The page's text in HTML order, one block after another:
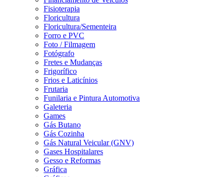
Fisioterapia
Floricultura
Floricultura/Sementeira
Forro e PVC
Foto / Filmagem
Fotógrafo
Fretes e Mudanças
Frigorífico
Frios e Laticínios
Frutaria
Funilaria e Pintura Automotiva
Galeteria
Games
Gás Butano
Gás Cozinha
Gás Natural Veicular (GNV)
Gases Hospitalares
Gesso e Reformas
Gráfica